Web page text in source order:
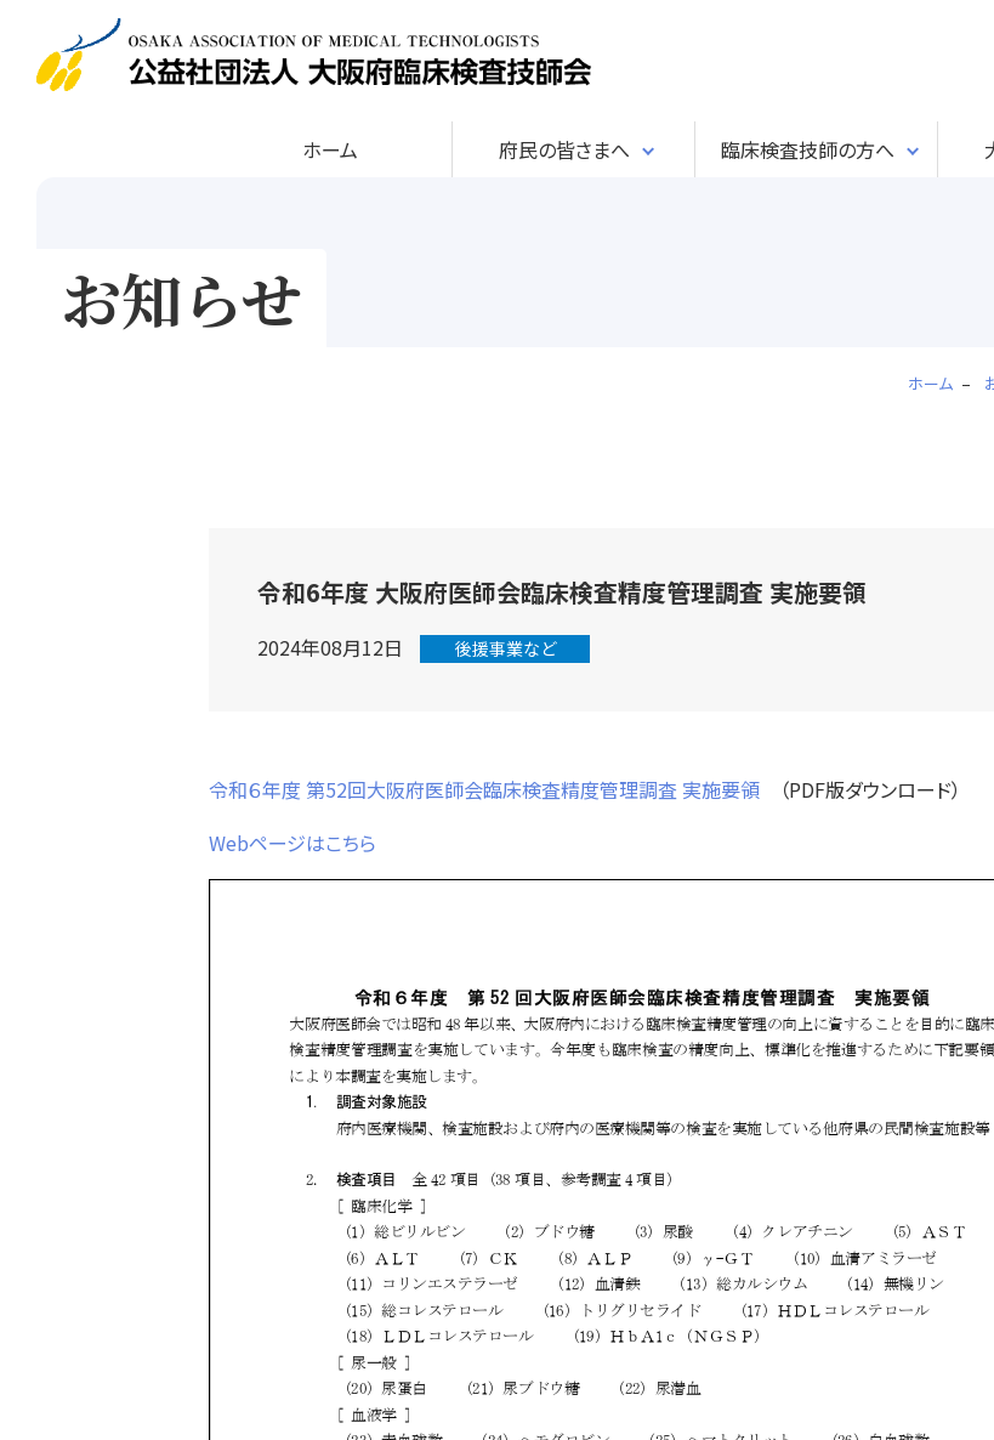
ホーム 府民の皆さまへ 臨床検査技師の方へ
お知らせ
ホーム
令和6年度 大阪府医師会臨床検査精度管理調査 実施要領
2024年08月12日 後援事業など
令和６年度 第52回大阪府医師会臨床検査精度管理調査 実施要領 （PDF版ダウンロード）
Webページはこちら